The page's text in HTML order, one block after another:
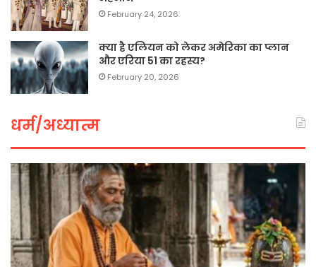
February 24, 2026
क्या है एलियन को लेकर अमेरिका का प्लान
और एरिया 51 का रहस्य?
February 20, 2026
धर्म/अध्यात्म